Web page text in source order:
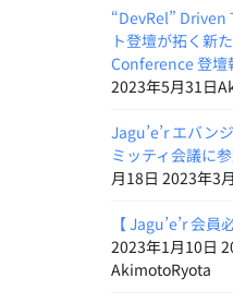
“DevRel”
ト登壇が拓く新
Conference 登壇
2023年5月31日
Jagu’e’r エバン
ミッティ会議に
月18日 2023年3
【 Jagu’e’r 会
2023年1月10日
AkimotoRyota